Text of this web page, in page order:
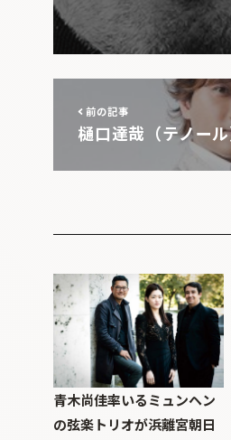
前の記事
樋口達哉（テノー
青木尚佳率いるミュンヘン
の弦楽トリオが浜離宮朝日